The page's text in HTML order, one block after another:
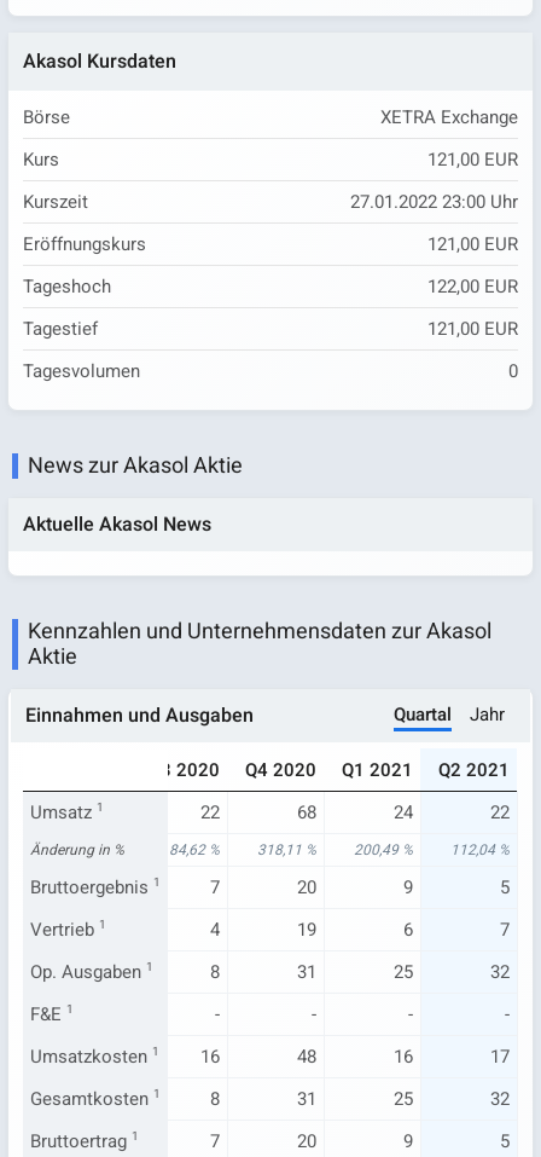
Akasol Kursdaten
Börse
XETRA Exchange
Kurs
121,00 EUR
Kurszeit
27.01.2022 23:00 Uhr
Eröffnungskurs
121,00 EUR
Tageshoch
122,00 EUR
Tagestief
121,00 EUR
Tagesvolumen
0
News zur Akasol Aktie
Aktuelle Akasol News
Kennzahlen und Unternehmensdaten zur Akasol
Aktie
Einnahmen und Ausgaben Quartal Jahr
Q3 2020 Q4 2020 Q1 2021
Q2 2021
Umsatz 1 22 68 24 22
Änderung in %
0,75 % 84,62 % 318,11 % 200,49 % 112,04 %
Bruttoergebnis 1
3 7 20 9
5
Vertrieb 1 4 19 6
7
Op. Ausgaben 1
7 8 31 25
32
F&E 1 - - -
-
Umsatzkosten 1
7 16 48 16
17
Gesamtkosten 1
7 8 31 25
32
Bruttoertrag 1
3 7 20 9
5